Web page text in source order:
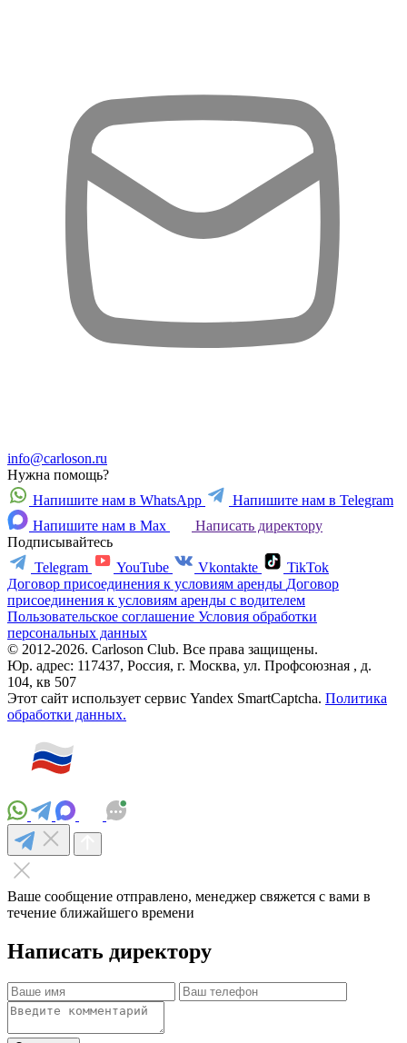
info@carloson.ru
Нужна помощь?
Напишите нам в WhatsApp
Напишите нам в Telegram
Напишите нам в Max
Написать директору
Подписывайтесь
Telegram
YouTube Vkontakte
TikTok
Договор присоединения к условиям аренды Договор
присоединения к условиям аренды с водителем
Пользовательское соглашение Условия обработки
персональных данных
© 2012-2026. Carloson Club. Все права защищены.
Юр. адрес: 117437, Россия, г. Москва, ул. Профсоюзная , д.
104, кв 507
Этот сайт использует сервис Yandex SmartCaptcha. Политика
обработки данных.
Ваше сообщение отправлено, менеджер свяжется с вами в
течение ближайшего времени
Написать директору